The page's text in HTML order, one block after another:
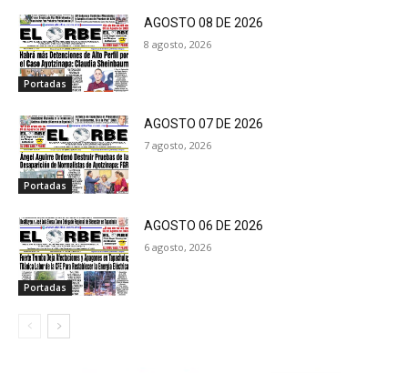
Portadas
AGOSTO 08 DE 2026
8 agosto, 2026
Portadas
AGOSTO 07 DE 2026
7 agosto, 2026
Portadas
AGOSTO 06 DE 2026
6 agosto, 2026